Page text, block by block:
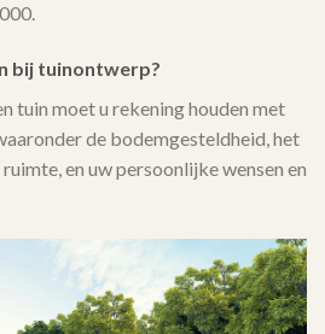
bij tuinontwerp?
tuin moet u rekening houden met
de bodemgesteldheid, het
en uw persoonlijke wensen en